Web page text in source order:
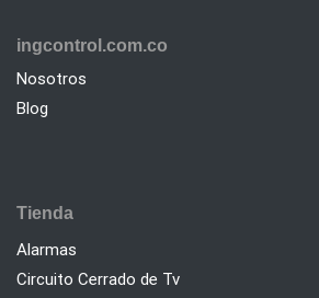
ingcontrol.com.co
Nosotros
Blog
Tienda
Alarmas
Circuito Cerrado de Tv